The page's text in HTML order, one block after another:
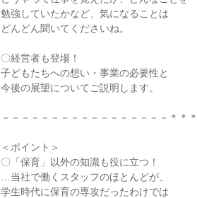
勉強していたかなど、気になることは
どんどん聞いてくださいね。
〇経営者も登場！
子どもたちへの想い・事業の必要性と
今後の展望についてご説明します。
－－－－－－－－－－－－－－－－－＊＊＊
＜ポイント＞
〇「保育」以外の知識も役に立つ！
…当社で働くスタッフのほとんどが、
学生時代に保育の専攻だったわけでは